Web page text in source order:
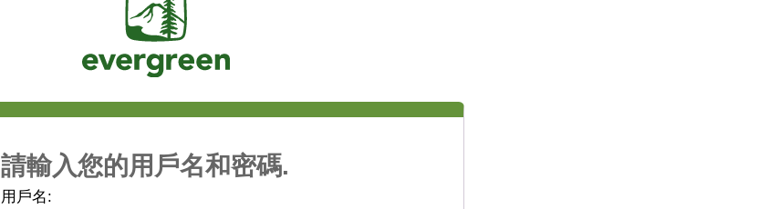
Jasig
請輸入您的用戶名和密碼.
用戶名: